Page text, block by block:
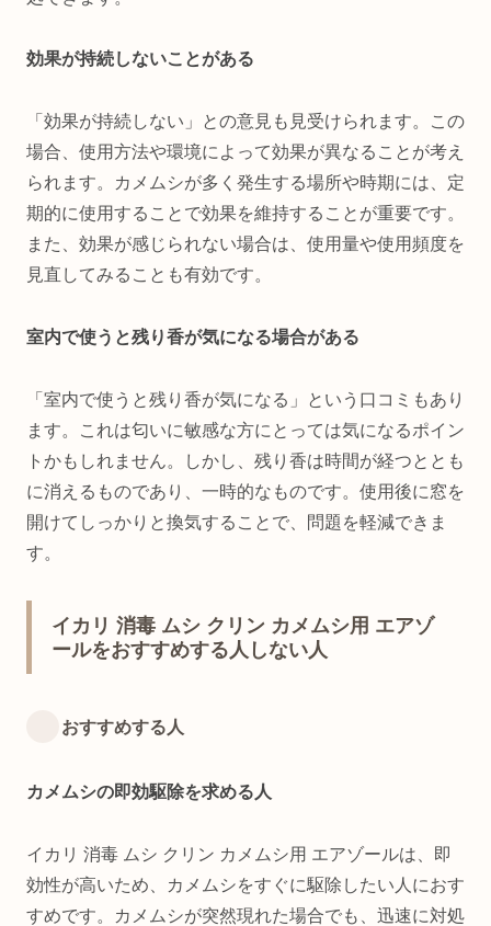
効果が持続しないことがある
「効果が持続しない」との意見も見受けられます。この
場合、使用方法や環境によって効果が異なることが考え
られます。カメムシが多く発生する場所や時期には、定
期的に使用することで効果を維持することが重要です。
また、効果が感じられない場合は、使用量や使用頻度を
見直してみることも有効です。
室内で使うと残り香が気になる場合がある
「室内で使うと残り香が気になる」という口コミもあり
ます。これは匂いに敏感な方にとっては気になるポイン
トかもしれません。しかし、残り香は時間が経つととも
に消えるものであり、一時的なものです。使用後に窓を
開けてしっかりと換気することで、問題を軽減できま
す。
イカリ 消毒 ムシ クリン カメムシ用 エアゾ
ールをおすすめする人しない人
おすすめする人
カメムシの即効駆除を求める人
イカリ 消毒 ムシ クリン カメムシ用 エアゾールは、即
効性が高いため、カメムシをすぐに駆除したい人におす
すめです。カメムシが突然現れた場合でも、迅速に対処